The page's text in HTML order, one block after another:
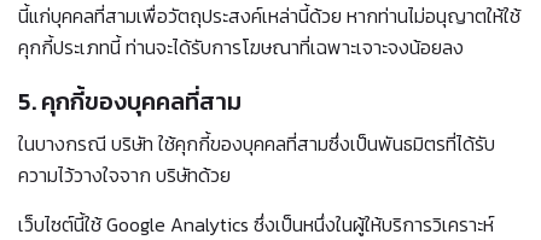
นี้แก่บุคคลที่สามเพื่อวัตถุประสงค์เหล่านี้ด้วย หากท่านไม่อนุญาตให้ใช้
คุกกี้ประเภทนี้ ท่านจะได้รับการโฆษณาที่เฉพาะเจาะจงน้อยลง
5. คุกกี้ของบุคคลที่สาม
ในบางกรณี บริษัท ใช้คุกกี้ของบุคคลที่สามซึ่งเป็นพันธมิตรที่ได้รับ
ความไว้วางใจจาก บริษัทด้วย
เว็บไซต์นี้ใช้ Google Analytics ซึ่งเป็นหนึ่งในผู้ให้บริการวิเคราะห์